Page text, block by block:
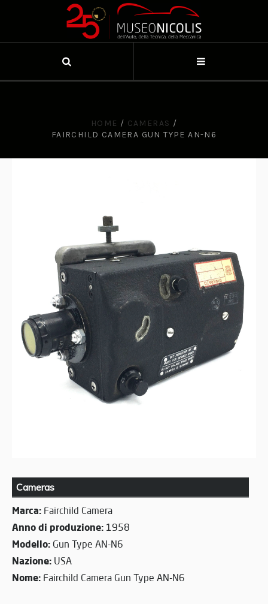
HOME / CAMERAS /
FAIRCHILD CAMERA GUN TYPE AN-N6
Cameras
Marca: Fairchild Camera
Anno di produzione: 1958
Modello: Gun Type AN-N6
Nazione: USA
Nome: Fairchild Camera Gun Type AN-N6